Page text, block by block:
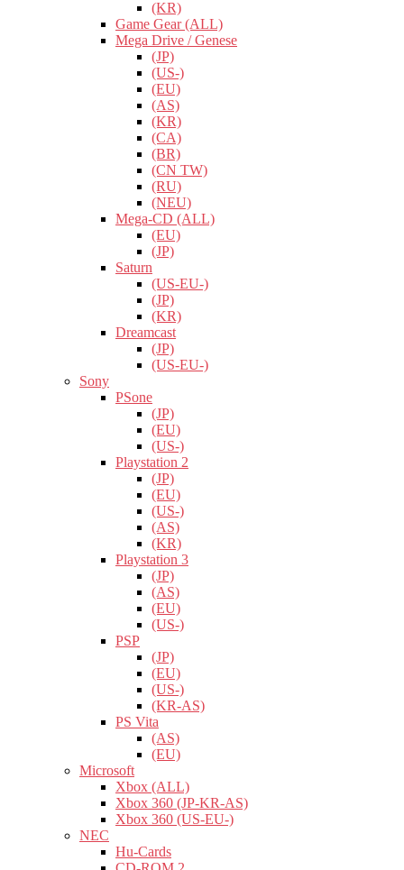
(KR)
Game Gear (ALL)
Mega Drive / Genese
(JP)
(US-)
(EU)
(AS)
(KR)
(CA)
(BR)
(CN TW)
(RU)
(NEU)
Mega-CD (ALL)
(EU)
(JP)
Saturn
(US-EU-)
(JP)
(KR)
Dreamcast
(JP)
(US-EU-)
Sony
PSone
(JP)
(EU)
(US-)
Playstation 2
(JP)
(EU)
(US-)
(AS)
(KR)
Playstation 3
(JP)
(AS)
(EU)
(US-)
PSP
(JP)
(EU)
(US-)
(KR-AS)
PS Vita
(AS)
(EU)
Microsoft
Xbox (ALL)
Xbox 360 (JP-KR-AS)
Xbox 360 (US-EU-)
NEC
Hu-Cards